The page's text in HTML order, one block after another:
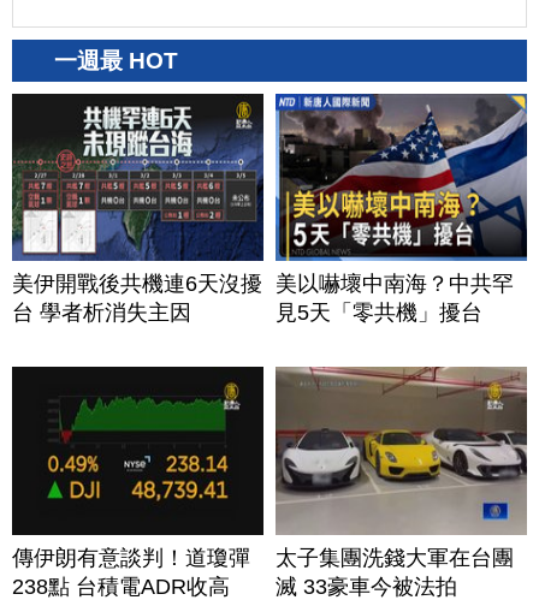
一週最 HOT
美伊開戰後共機連6天沒擾
台 學者析消失主因
美以嚇壞中南海？中共罕
見5天「零共機」擾台
傳伊朗有意談判！道瓊彈
238點 台積電ADR收高
太子集團洗錢大軍在台團
滅 33豪車今被法拍